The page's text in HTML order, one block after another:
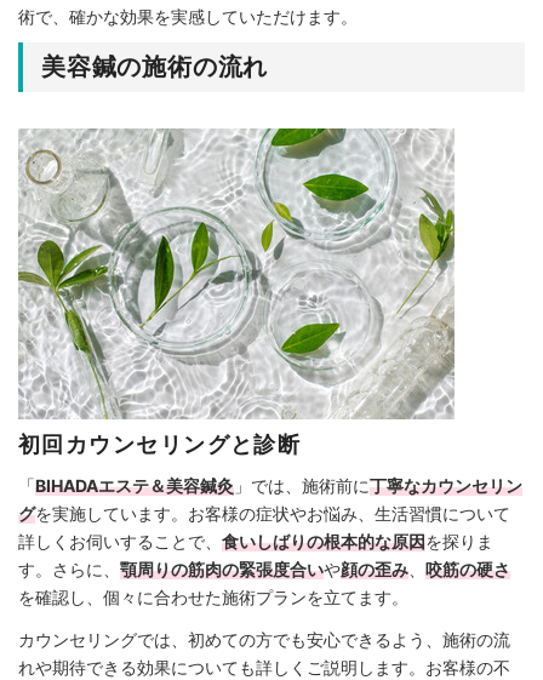
術で、確かな効果を実感していただけます。
美容鍼の施術の流れ
初回カウンセリングと診断
「BIHADAエステ＆美容鍼灸 」では、施術前に丁寧なカウンセリン
グを実施しています。お客様の症状やお悩み、生活習慣について
詳しくお伺いすることで、 食いしばりの根本的な原因を探りま
す。さらに、 顎周りの筋肉の緊張度合いや顔の歪み
咬筋の硬さ
を確認し、個々に合わせた施術プランを立てます。
カウンセリングでは、初めての方でも安心できるよう、施術の流
れや期待できる効果についても詳しくご説明します。お客様の不